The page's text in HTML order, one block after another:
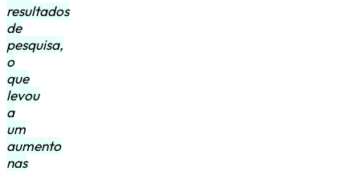
resultados
de
pesquisa,
o
que
levou
a
um
aumento
nas